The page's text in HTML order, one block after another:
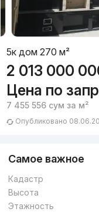
5к дом 270 м²
2 013 000
Цена по
7 455 556 сум за м²
Опубликовано
Самое важное
Кадастр
Высота
Этажность